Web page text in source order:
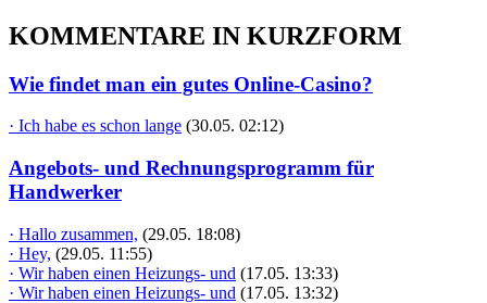
KOMMENTARE IN KURZFORM
Wie findet man ein gutes Online-Casino?
· Ich habe es schon lange (30.05. 02:12)
Angebots- und Rechnungsprogramm für
Handwerker
· Hallo zusammen, (29.05. 18:08)
· Hey, (29.05. 11:55)
· Wir haben einen Heizungs- und (17.05. 13:33)
· Wir haben einen Heizungs- und (17.05. 13:32)